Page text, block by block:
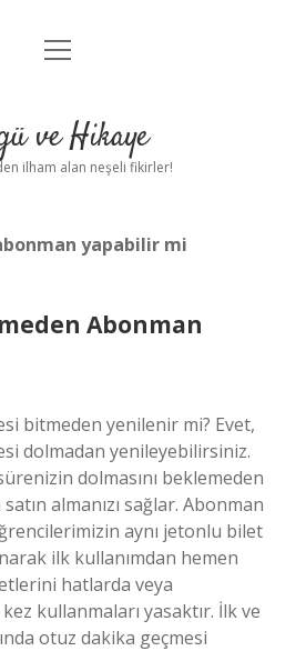
Anasayfa
Yasal Uyarı
menüyü
ve Hikaye
ilham alan neşeli fikirler!
yapabilir mi
Abonman
bitmeden yenilenir mi? Evet,
dolmadan yenileyebilirsiniz.
dolmasını beklemeden
almanızı sağlar. Abonman
aynı jetonlu bilet
ilk kullanımdan hemen
hatlarda veya
kullanmaları yasaktır. İlk ve
otuz dakika geçmesi